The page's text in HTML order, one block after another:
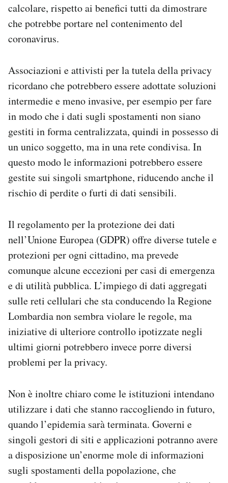
calcolare, rispetto ai benefici tutti da dimostrare
che potrebbe portare nel contenimento del
coronavirus.
Associazioni e attivisti per la tutela della privacy
ricordano che potrebbero essere adottate soluzioni
intermedie e meno invasive, per esempio per fare
in modo che i dati sugli spostamenti non siano
gestiti in forma centralizzata, quindi in possesso di
un unico soggetto, ma in una rete condivisa. In
questo modo le informazioni potrebbero essere
gestite sui singoli smartphone, riducendo anche il
rischio di perdite o furti di dati sensibili.
Il regolamento per la protezione dei dati
nell’Unione Europea (GDPR) offre diverse tutele e
protezioni per ogni cittadino, ma prevede
comunque alcune eccezioni per casi di emergenza
e di utilità pubblica. L’impiego di dati aggregati
sulle reti cellulari che sta conducendo la Regione
Lombardia non sembra violare le regole, ma
iniziative di ulteriore controllo ipotizzate negli
ultimi giorni potrebbero invece porre diversi
problemi per la privacy.
Non è inoltre chiaro come le istituzioni intendano
utilizzare i dati che stanno raccogliendo in futuro,
quando l’epidemia sarà terminata. Governi e
singoli gestori di siti e applicazioni potranno avere
a disposizione un’enorme mole di informazioni
sugli spostamenti della popolazione, che